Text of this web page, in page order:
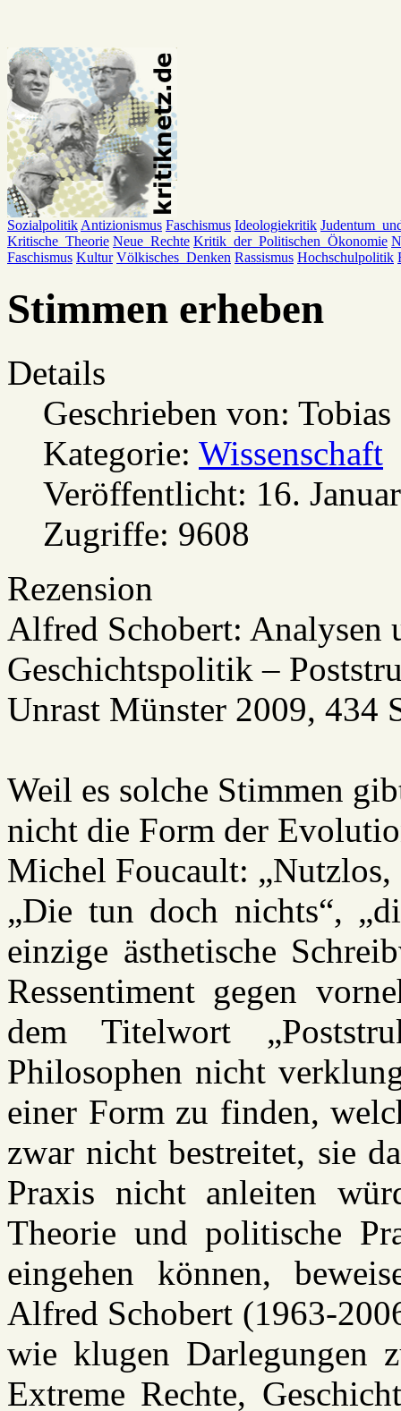
Sozialpolitik Antizionismus Faschismus Ideologiekritik
Kritische_Theorie Neue_Rechte Kritik_der_Politischen_Ökonomie
Faschismus Kultur Völkisches_Denken Rassismus Hochschulpolitik
Stimmen erheben
Details
Geschrieben von:
Kategorie: Wissenschaft
Veröffentlicht: 16.
Zugriffe: 9608
Rezension
Alfred Schobert: Analysen
Geschichtspolitik –
Unrast Münster 2009, 434
Weil es solche Stimmen
nicht die Form der
Michel Foucault: „Nutzlos,
„Die tun doch nichts“,
einzige ästhetische
Ressentiment gegen
dem Titelwort
Philosophen nicht
einer Form zu finden,
zwar nicht bestreitet, sie
Praxis nicht anleiten
Theorie und politische
eingehen können,
Alfred Schobert (1963-
wie klugen Darlegungen
Extreme Rechte,